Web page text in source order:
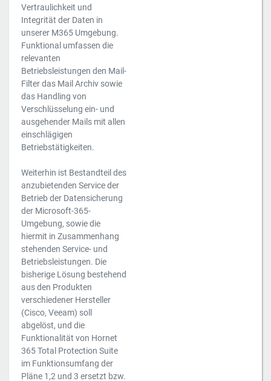
Vertraulichkeit und
Integrität der Daten in
unserer M365 Umgebung.
Funktional umfassen die
relevanten
Betriebsleistungen den Mail-
Filter das Mail Archiv sowie
das Handling von
Verschlüsselung ein- und
ausgehender Mails mit allen
einschlägigen
Betriebstätigkeiten.
Weiterhin ist Bestandteil des
anzubietenden Service der
Betrieb der Datensicherung
der Microsoft-365-
Umgebung, sowie die
hiermit in Zusammenhang
stehenden Service- und
Betriebsleistungen. Die
bisherige Lösung bestehend
aus den Produkten
verschiedener Hersteller
(Cisco, Veeam) soll
abgelöst, und die
Funktionalität von Hornet
365 Total Protection Suite
im Funktionsumfang der
Pläne 1,2 und 3 ersetzt bzw.